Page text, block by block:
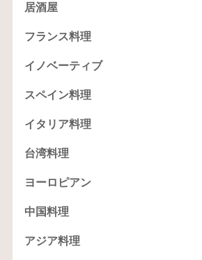
居酒屋
フランス料理
イノベーティブ
スペイン料理
イタリア料理
台湾料理
ヨーロピアン
中国料理
アジア料理